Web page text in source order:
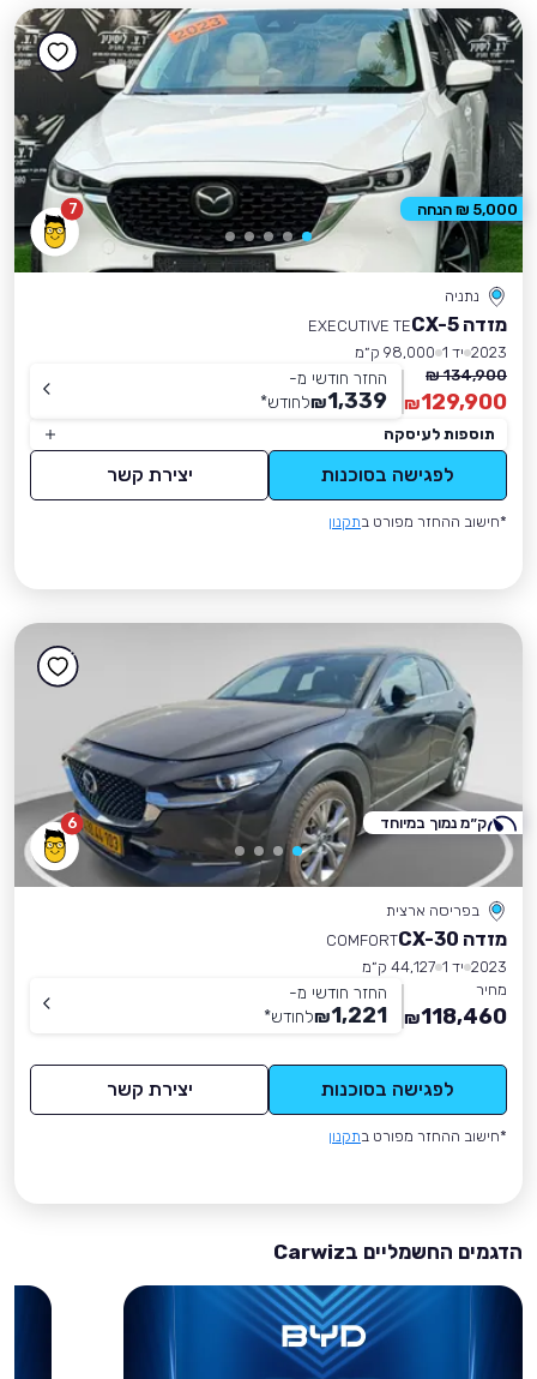
7
נתניה
מזדה CX-5
EXECUTIVE TE
2023 יד 1
98,000 ק״מ
134,900 ₪
129,900
₪
החזר חודשי מ-
1,339
₪לחודש*
תוספות לעיסקה
לפגישה בסוכנות יצירת קשר
*חישוב ההחזר מפורט בתקנון
5,000 ₪ הנחה
6
בפריסה ארצית
מזדה CX-30
COMFORT
2023 יד 1
44,127 ק״מ
מחיר
118,460
₪
החזר חודשי מ-
1,221
₪לחודש*
לפגישה בסוכנות יצירת קשר
*חישוב ההחזר מפורט בתקנון
ק״מ נמוך במיוחד
הדגמים החשמליים בCarwiz